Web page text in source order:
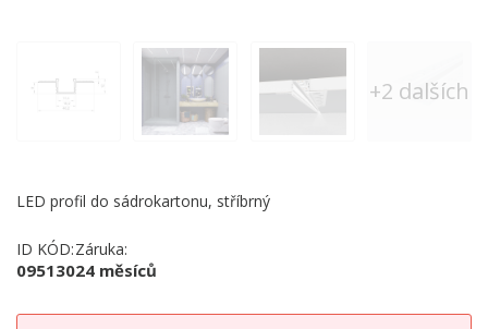
+2 dalších
LED profil do sádrokartonu, stříbrný
ID KÓD:
095130
Záruka:
24 měsíců